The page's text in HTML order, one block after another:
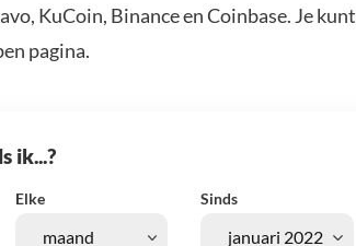
KuCoin, Binance en Coinbase. Je kunt
pagina.
ik...?
Elke Sinds